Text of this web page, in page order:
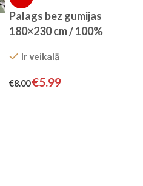
Palags bez gumijas
180×230 cm / 100%
Ir veikalā
€8.00€5.99